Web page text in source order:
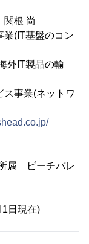
根 尚
基盤のコン
品の輸
(ネットワ
ーチバレ
現在)